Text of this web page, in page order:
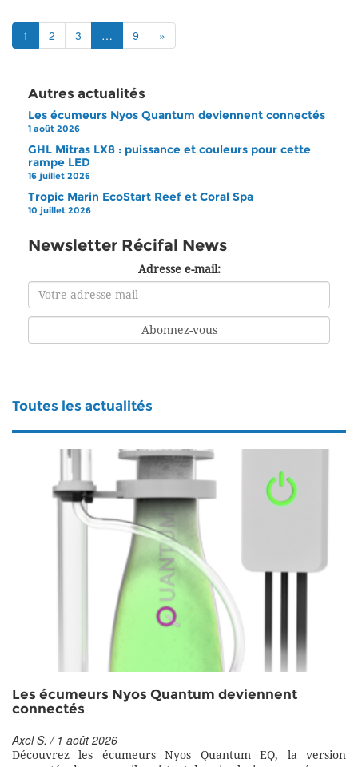
1 2 3 … 9 »
Autres actualités
Les écumeurs Nyos Quantum deviennent connectés
1 août 2026
GHL Mitras LX8 : puissance et couleurs pour cette
rampe LED
16 juillet 2026
Tropic Marin EcoStart Reef et Coral Spa
10 juillet 2026
Newsletter Récifal News
Adresse e-mail:
Toutes les actualités
Les écumeurs Nyos Quantum deviennent
connectés
Axel S. / 1 août 2026
Découvrez les écumeurs Nyos Quantum EQ, la version